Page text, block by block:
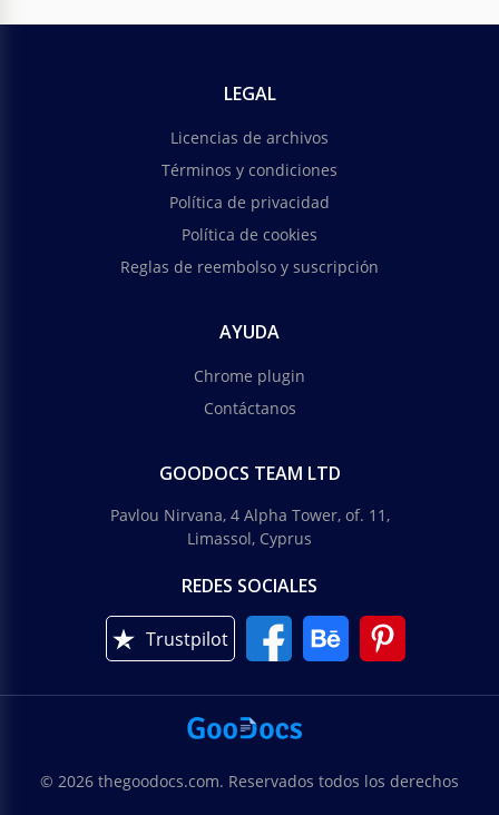
LEGAL
Licencias de archivos
Términos y condiciones
Política de privacidad
Política de cookies
Reglas de reembolso y suscripción
AYUDA
Chrome plugin
Contáctanos
GOODOCS TEAM LTD
Pavlou Nirvana, 4 Alpha Tower, of. 11,
Limassol, Cyprus
REDES SOCIALES
Trustpilot
© 2026 thegoodocs.com. Reservados todos los derechos